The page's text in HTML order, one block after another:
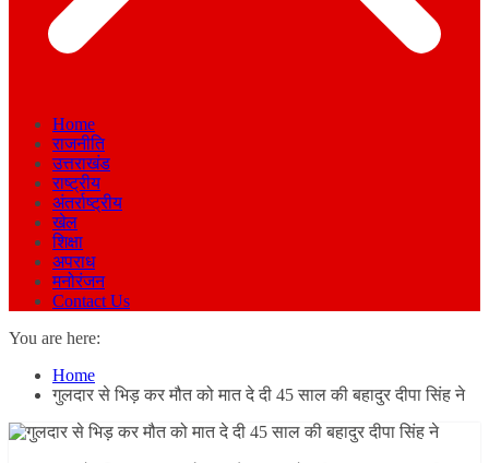
Home
राजनीति
उत्तराखंड
राष्ट्रीय
अंतर्राष्ट्रीय
खेल
शिक्षा
अपराध
मनोरंजन
Contact Us
You are here:
Home
गुलदार से भिड़ कर मौत को मात दे दी 45 साल की बहादुर दीपा सिंह ने